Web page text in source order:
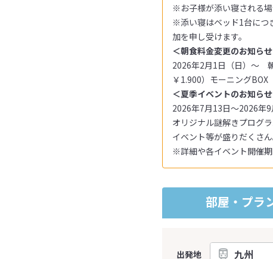
※お子様が添い寝される場
※添い寝はベッド1台につ
加を申し受けます。
＜朝食料金変更のお知ら
2026年2月1日（日）～
￥1.900）モーニングBOX
＜夏季イベントのお知ら
2026年7月13日～2026年
オリジナル謎解きプログ
イベント等が盛りだくさん
※詳細や各イベント開催
部屋・プラ
出発地